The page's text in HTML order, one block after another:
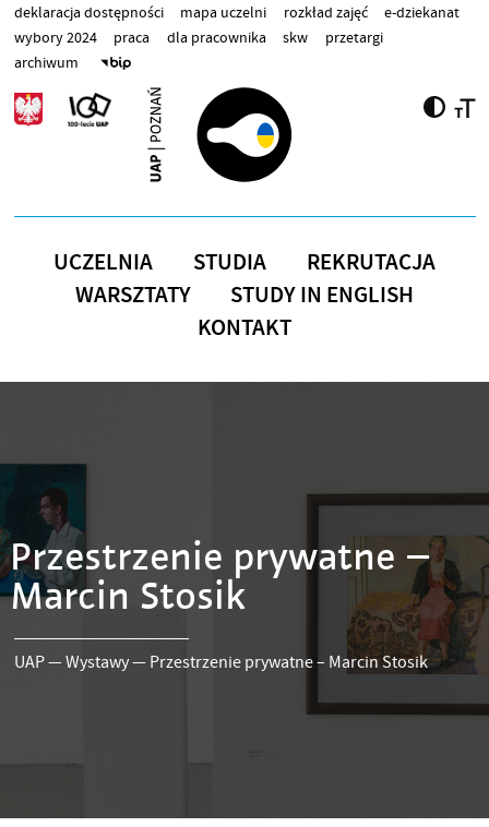
Przejdź do treści
deklaracja dostępności mapa uczelni rozkład zajęć
e-dziekanat
wybory 2024
praca dla pracownika skw
przetargi
archiwum
UCZELNIA STUDIA
REKRUTACJA
WARSZTATY
STUDY IN ENGLISH
KONTAKT
Przestrzenie prywatne –
Marcin Stosik
UAP—Wystawy— Przestrzenie prywatne – Marcin Stosik